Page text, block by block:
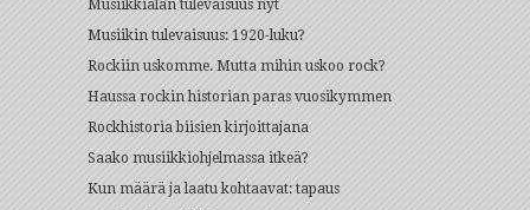
Musiikkialan tulevaisuus nyt
Musiikin tulevaisuus: 1920-luku?
Rockiin uskomme. Mutta mihin uskoo rock?
Haussa rockin historian paras vuosikymmen
Rockhistoria biisien kirjoittajana
Saako musiikkiohjelmassa itkeä?
Kun määrä ja laatu kohtaavat: tapaus